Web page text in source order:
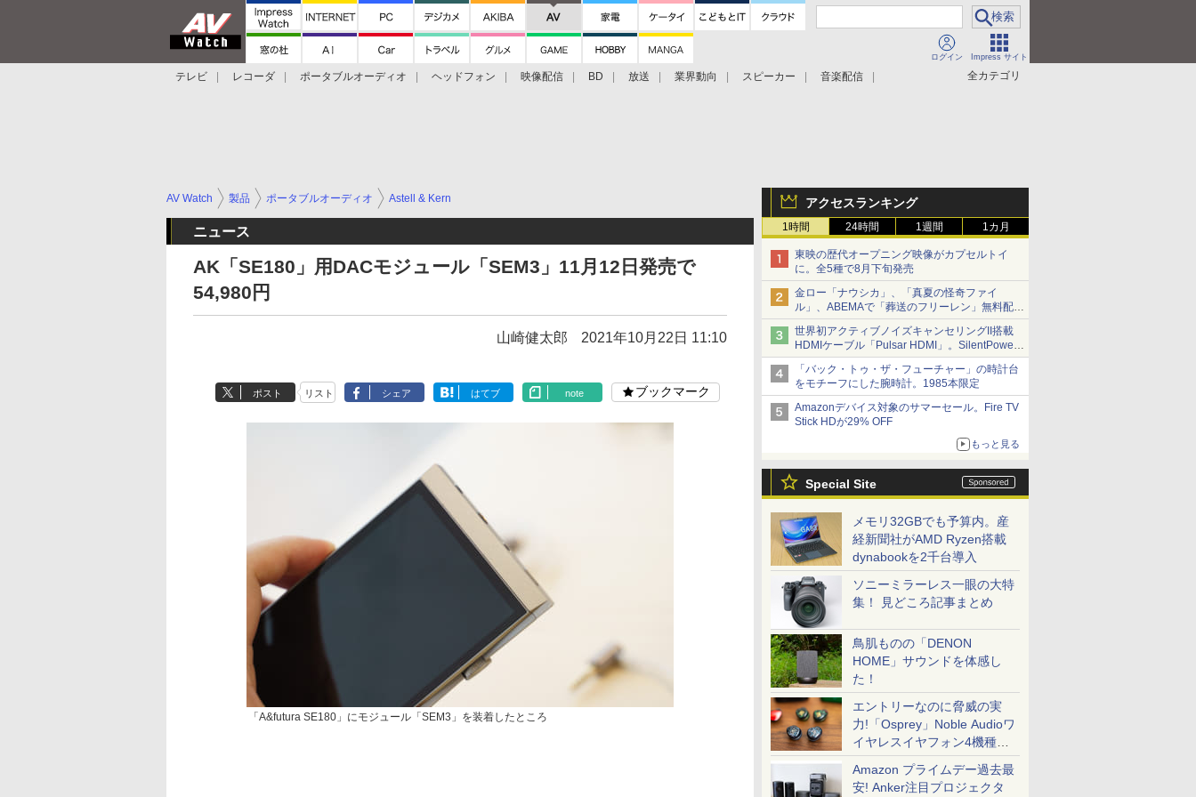
ログイン Impress サイト
全カテゴリ
テレビ レコーダ ポータブルオーディオ ヘッドフォン 映像配信 BD 放送 業界動向 スピーカー
音楽配信
アクセスランキング
1時間 24時間 1週間 1カ月
東映の歴代オープニング映像がカプセルトイ
に。全5種で8月下旬発売
金ロー「ナウシカ」、「真夏の怪奇ファイ
ル」、ABEMAで「葬送のフリーレン」無料配信
など。夏の特番・配信情報
世界初アクティブノイズキャンセリングII搭載
HDMIケーブル「Pulsar HDMI」。SilentPower
から
「バック・トゥ・ザ・フューチャー」の時計台
をモチーフにした腕時計。1985本限定
Amazonデバイス対象のサマーセール。Fire TV
Stick HDが29% OFF
もっと見る
Special Site
メモリ32GBでも予算内。産
経新聞社がAMD Ryzen搭載
dynabookを2千台導入
ソニーミラーレス一眼の大特
集！ 見どころ記事まとめ
鳥肌ものの「DENON
HOME」サウンドを体感し
た！
エントリーなのに脅威の実
力!「Osprey」Noble Audioワ
イヤレスイヤフォン4機種を
一気に聴く
Amazon プライムデー過去最
安! Anker注目プロジェクタ
AV Watch 製品 ポータブルオーディオ Astell & Kern
ニュース
AK「SE180」用DACモジュール「SEM3」11月12日発売で
54,980円
山崎健太郎 2021年10月22日 11:10
ポスト リスト シェア はてブ note ブックマーク
「A&futura SE180」にモジュール「SEM3」を装着したところ